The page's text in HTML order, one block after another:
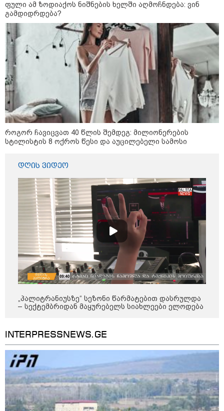
მაქსიმუმზეა - რა დგას ძვირფასი
უკან?
უნცია ოქრო დღიურად 101
დოლარით გაძვირდა - რა ღირს
გრამი საქართველოში?
„ტურისტების შემცირების მთავარი
მიზეზი ალბათ, ის პრორუსული,
პროჩინური, პროირანული
პოლიტიკაა, რომელსაც ქვეყანა
ატარებს“ - ცოტნე ჯაფარიძე
კონფლიქტები
12:46 / 07-08-2026
ოკუპირებულ აფხაზეთში საწვავის
ფული ამ ზოდიაქოს ნიშნების ხელში აღმოჩნდება: ვინ
გამდიდრდება?
როგორ ჩავიცვათ 40 წლის შემდეგ: მილიონერების
სტილისტის 8 ოქროს წესი და აუცილებელი სამოსი
დღის ვიდეო
„პალიტრანიუსზე“ სეზონი წარმატებით დასრულდა
– სექტემბრიდან მაყურებელს სიახლეები ელოდება
INTERPRESSNEWS.GE